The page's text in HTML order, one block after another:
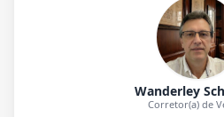
Wanderley
Corretor(a) de